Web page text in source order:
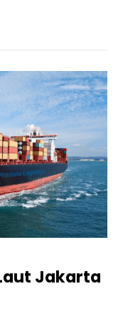
Jakarta